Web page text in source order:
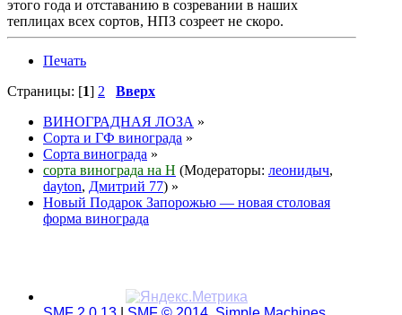
этого года и отставанию в созревании в наших
теплицах всех сортов, НПЗ созреет не скоро.
Печать
Страницы: [1] 2
Вверх
ВИНОГРАДНАЯ ЛОЗА »
Сорта и ГФ винограда »
Сорта винограда »
сорта винограда на Н (Модераторы: леонидыч,
dayton, Дмитрий 77) »
Новый Подарок Запорожью — новая столовая
форма винограда